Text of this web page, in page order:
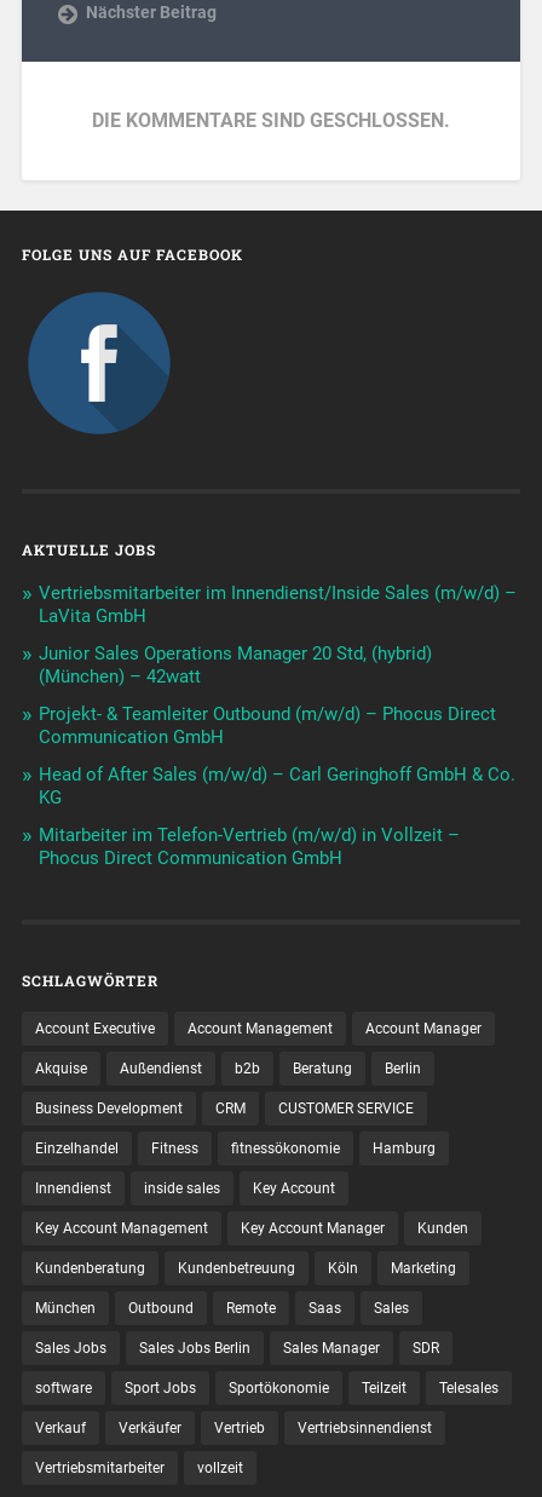
Nächster Beitrag
DIE KOMMENTARE SIND GESCHLOSSEN.
FOLGE UNS AUF FACEBOOK
AKTUELLE JOBS
Vertriebsmitarbeiter im Innendienst/Inside Sales (m/w/d) –
LaVita GmbH
Junior Sales Operations Manager 20 Std, (hybrid)
(München) – 42watt
Projekt- & Teamleiter Outbound (m/w/d) – Phocus Direct
Communication GmbH
Head of After Sales (m/w/d) – Carl Geringhoff GmbH & Co.
KG
Mitarbeiter im Telefon-Vertrieb (m/w/d) in Vollzeit –
Phocus Direct Communication GmbH
SCHLAGWÖRTER
Account Executive Account Management Account Manager
Akquise Außendienst b2b Beratung Berlin
Business Development CRM CUSTOMER SERVICE
Einzelhandel Fitness fitnessökonomie Hamburg
Innendienst inside sales Key Account
Key Account Management Key Account Manager Kunden
Kundenberatung Kundenbetreuung Köln Marketing
München Outbound Remote Saas Sales
Sales Jobs Sales Jobs Berlin Sales Manager SDR
software Sport Jobs Sportökonomie Teilzeit Telesales
Verkauf Verkäufer Vertrieb Vertriebsinnendienst
Vertriebsmitarbeiter vollzeit